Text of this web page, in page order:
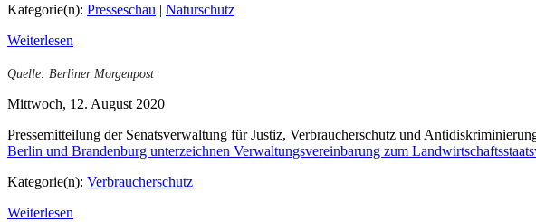
Kategorie(n): Presseschau | Naturschutz
Weiterlesen
Quelle: Berliner Morgenpost
Mittwoch, 12. August 2020
Pressemitteilung der Senatsverwaltung für Justiz, Verbraucherschutz und
Berlin und Brandenburg unterzeichnen Verwaltungsvereinbarung zum
Kategorie(n): Verbraucherschutz
Weiterlesen